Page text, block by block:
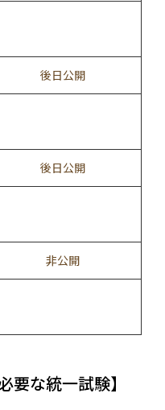
後日公開
後日公開
非公開
要な統一試験】